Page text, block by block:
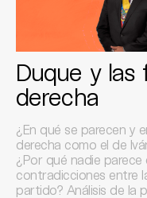
Duque y las
derecha
¿En qué se parecen y
derecha como el de
¿Por qué nadie
contradicciones entre
partido? Análisis de la